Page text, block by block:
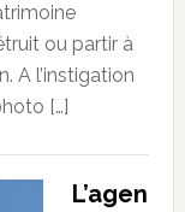
ou partir à
A l’instigation
[…]
L’agen